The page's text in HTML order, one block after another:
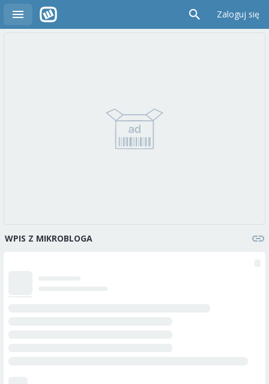
Zaloguj się
WPIS Z MIKROBLOGA